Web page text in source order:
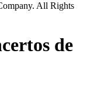
All Rights
de